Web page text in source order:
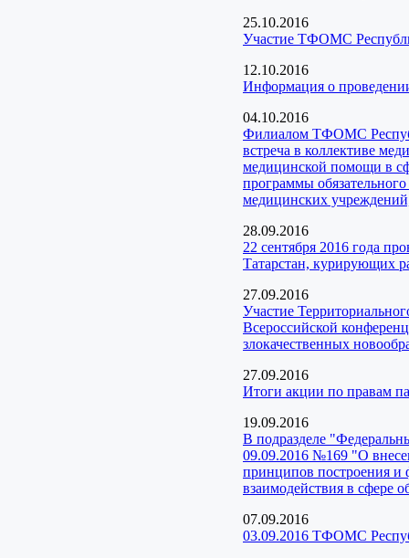
25.10.2016
Участие ТФОМС
12.10.2016
Информация о
04.10.2016
Филиалом ТФОМС
встреча в коллективе
медицинской помощи в
программы
медицинских
28.09.2016
22 сентября 2016 года
Татарстан, курирующих
27.09.2016
Участие
Всероссийской
злокачественных
27.09.2016
Итоги акции по правам
19.09.2016
В подразделе
09.09.2016 №169 "О
принципов построения
взаимодействия в сфере
07.09.2016
03.09.2016 ТФОМС